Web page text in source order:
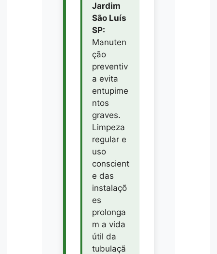
Jardim
São Luís
SP:
Manuten
ção
preventiv
a evita
entupime
ntos
graves.
Limpeza
regular e
uso
conscient
e das
instalaçõ
es
prolonga
m a vida
útil da
tubulaçã